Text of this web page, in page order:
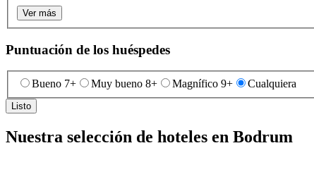
Ver más
Puntuación de los huéspedes
Bueno 7+ Muy bueno 8+ Magnífico 9+ Cualquiera
Listo
Nuestra selección de hoteles en Bodrum